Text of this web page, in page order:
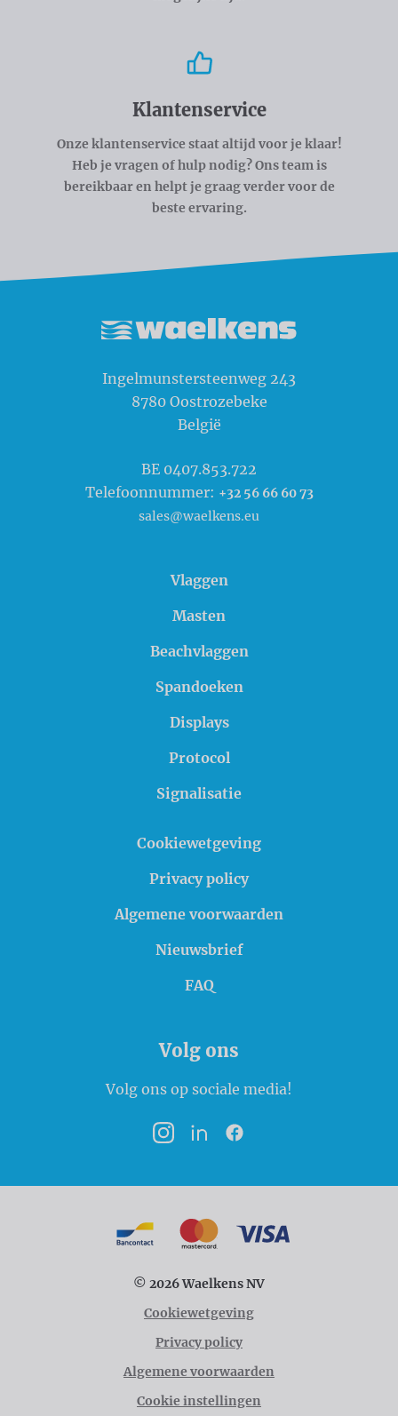
Klantenservice
Onze klantenservice staat altijd voor je klaar!
Heb je vragen of hulp nodig? Ons team is
bereikbaar en helpt je graag verder voor de
beste ervaring.
Ingelmunstersteenweg 243
8780 Oostrozebeke
België
BE 0407.853.722
Telefoonnummer: +32 56 66 60 73
sales@waelkens.eu
Vlaggen
Masten
Beachvlaggen
Spandoeken
Displays
Protocol
Signalisatie
Cookiewetgeving
Privacy policy
Algemene voorwaarden
Nieuwsbrief
FAQ
Volg ons
Volg ons op sociale media!
InstagramLinkedInFacebook
© 2026 Waelkens NV
Cookiewetgeving
Privacy policy
Algemene voorwaarden
Cookie instellingen
Betaalmogelijkheden
BancontactMasterCard
VISA